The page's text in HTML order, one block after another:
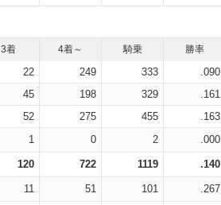
3着 4着～ 騎乗 勝率
22 249 333 .090
45 198 329 .161
52 275 455 .163
1 0 2 .000
120 722 1119 .140
11 51 101 .267